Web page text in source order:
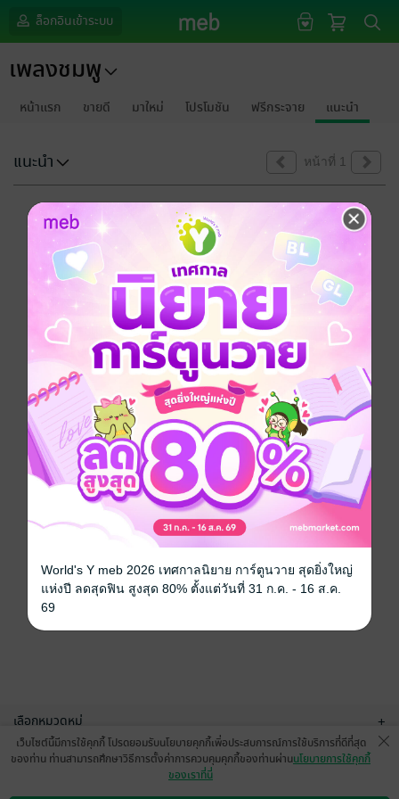
ล็อกอินเข้าระบบ
เพลงชมพู
หน้าแรก ขายดี มาใหม่ โปรโมชัน ฟรีกระจาย แนะนำ
แนะนำ หน้าที่ 1
ขออภัยด้วยนะคะ
ไม่พบข้อมูลในหัวข้อที่คุณกำลังชมค่ะ
เลือกหมวดหมู่ +
บริการช่วยเหลือ
เว็บไซต์นี้มีการใช้คุกกี้ โปรดยอมรับนโยบายคุกกี้เพื่อประสบการณ์การใช้บริการที่ดีที่สุด
ของท่าน ท่านสามารถศึกษาวิธีการตั้งค่าการควบคุมคุกกี้ของท่านผ่านนโยบายการใช้คุกกี้
ของเราที่นี่
World's Y meb 2026 เทศกาลนิยาย การ์ตูนวาย สุดยิ่งใหญ่
แห่งปี ลดสุดฟิน สูงสุด 80% ตั้งแต่วันที่ 31 ก.ค. - 16 ส.ค.
69